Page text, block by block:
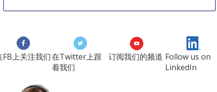
FB上关注我们在Twitter上跟
着我们
订阅我们的频道 Follow us on
LinkedIn